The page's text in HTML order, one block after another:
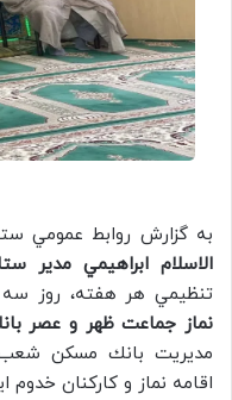
به گزارش روابط عمومي
الاسلام ابراهيمي مدير
تنظيمي هر هفته، روز سه شنبه 19
نماز جماعت ظهر و عصر
مديریت بانك مسكن شعب
اقامه نماز و كاركنان خدوم